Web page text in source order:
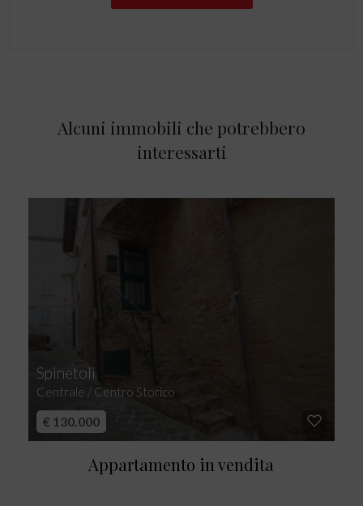
Alcuni immobili che potrebbero
interessarti
Spinetoli
Centrale / Centro Storico
€ 130.000
Appartamento in vendita